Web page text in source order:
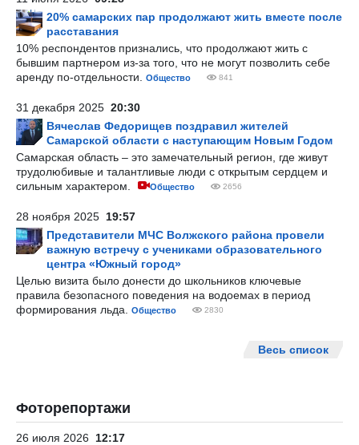
20% самарских пар продолжают жить вместе после
расставания
10% респондентов признались, что продолжают жить с
бывшим партнером из-за того, что не могут позволить себе
аренду по-отдельности.
Общество 841
31 декабря 2025 20:30
Вячеслав Федорищев поздравил жителей
Самарской области с наступающим Новым Годом
Самарская область – это замечательный регион, где живут
трудолюбивые и талантливые люди с открытым сердцем и
сильным характером.
Общество 2656
28 ноября 2025 19:57
Представители МЧС Волжского района провели
важную встречу с учениками образовательного
центра «Южный город»
Целью визита было донести до школьников ключевые
правила безопасного поведения на водоемах в период
формирования льда.
Общество 2830
Весь список
Фоторепортажи
26 июля 2026 12:17